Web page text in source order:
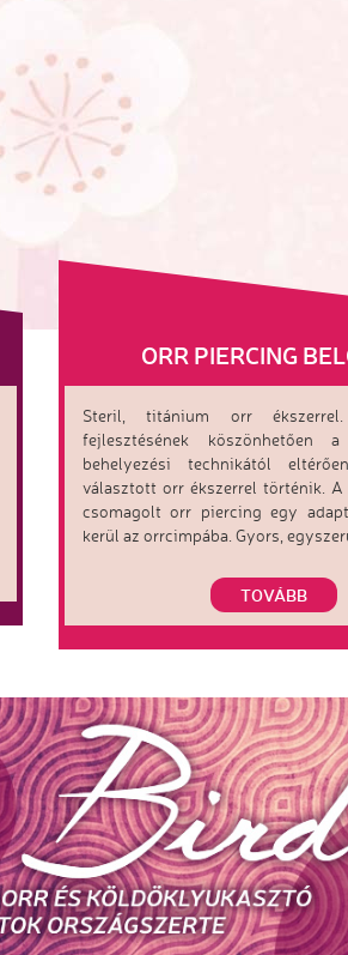
ORR PIERCING
Steril, titánium orr
fejlesztésének köszönhetően a
behelyezési technikától
választott orr ékszerrel történik.
csomagolt orr piercing egy
kerül az orrcimpába. Gyors,
TOVÁBB